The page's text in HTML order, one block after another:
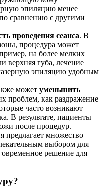
эпиляцию менее
сравнению с другими
проведения сеанса. В
процедура может
на более мелких
верхняя губа, лечение
эпиляцию удобным
может уменьшить
проблем, как раздражение
часто возникают
В результате, пациенты
после процедур.
предлагает множество
выбором для
решение для